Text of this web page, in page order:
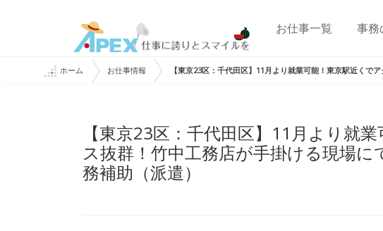
お仕事一覧 事務
ホーム お仕事情報 【東京23区：千代田区】11月より就業可能！東京駅近くで
【東京23区：千代田区】11月より就
ス抜群！竹中工務店が手掛ける現場
務補助（派遣）